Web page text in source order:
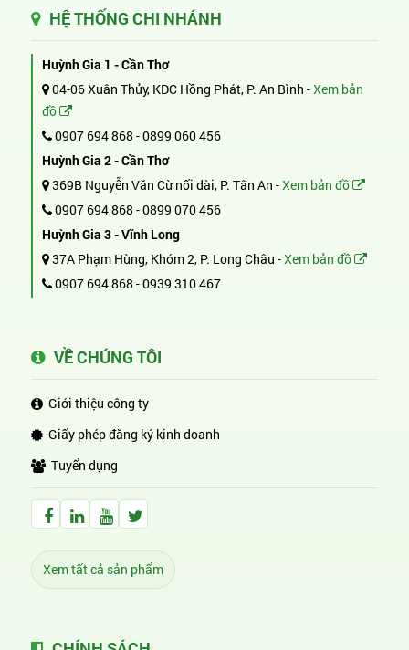
HỆ THỐNG CHI NHÁNH
Huỳnh Gia 1 - Cần Thơ
04-06 Xuân Thủy, KDC Hồng Phát, P. An Bình -Xem bản
đồ
0907 694 868 -0899 060 456
Huỳnh Gia 2 - Cần Thơ
369B Nguyễn Văn Cừ nối dài, P. Tân An -Xem bản đồ
0907 694 868 -0899 070 456
Huỳnh Gia 3 - Vĩnh Long
37A Phạm Hùng, Khóm 2, P. Long Châu -Xem bản đồ
0907 694 868 -0939 310 467
VỀ CHÚNG TÔI
Giới thiệu công ty
Giấy phép đăng ký kinh doanh
Tuyển dụng
Facebook Huỳnh Gia Alpha
LinkedIn Huỳnh Gia Alpha
YouTube Huỳnh Gia Alpha
Twitter Huỳnh Gia Alpha
Xem tất cả sản phẩm